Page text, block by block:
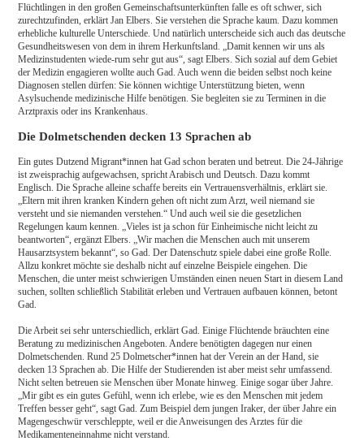
Flüchtlingen in den großen Gemeinschaftsunterkünften falle es oft schwer, sich
zurechtzufinden, erklärt Jan Elbers. Sie verstehen die Sprache kaum. Dazu kommen
erhebliche kulturelle Unterschiede. Und natürlich unterscheide sich auch das deutsche
Gesundheitswesen von dem in ihrem Herkunftsland. „Damit kennen wir uns als
Medizinstudenten wiede-rum sehr gut aus“, sagt Elbers. Sich sozial auf dem Gebiet
der Medizin engagieren wollte auch Gad. Auch wenn die beiden selbst noch keine
Diagnosen stellen dürfen: Sie können wichtige Unterstützung bieten, wenn
Asylsuchende medizinische Hilfe benötigen. Sie begleiten sie zu Terminen in die
Arztpraxis oder ins Krankenhaus.
Die Dolmetschenden decken 13 Sprachen ab
Ein gutes Dutzend Migrant*innen hat Gad schon beraten und betreut. Die 24-Jährige
ist zweisprachig aufgewachsen, spricht Arabisch und Deutsch. Dazu kommt
Englisch. Die Sprache alleine schaffe bereits ein Vertrauensverhältnis, erklärt sie.
„Eltern mit ihren kranken Kindern gehen oft nicht zum Arzt, weil niemand sie
versteht und sie niemanden verstehen.“ Und auch weil sie die gesetzlichen
Regelungen kaum kennen. „Vieles ist ja schon für Einheimische nicht leicht zu
beantworten“, ergänzt Elbers. „Wir machen die Menschen auch mit unserem
Hausarztsystem bekannt“, so Gad. Der Datenschutz spiele dabei eine große Rolle.
Allzu konkret möchte sie deshalb nicht auf einzelne Beispiele eingehen. Die
Menschen, die unter meist schwierigen Umständen einen neuen Start in diesem Land
suchen, sollten schließlich Stabilität erleben und Vertrauen aufbauen können, betont
Gad.
Die Arbeit sei sehr unterschiedlich, erklärt Gad. Einige Flüchtende bräuchten eine
Beratung zu medizinischen Angeboten. Andere benötigten dagegen nur einen
Dolmetschenden. Rund 25 Dolmetscher*innen hat der Verein an der Hand, sie
decken 13 Sprachen ab. Die Hilfe der Studierenden ist aber meist sehr umfassend.
Nicht selten betreuen sie Menschen über Monate hinweg. Einige sogar über Jahre.
„Mir gibt es ein gutes Gefühl, wenn ich erlebe, wie es den Menschen mit jedem
Treffen besser geht“, sagt Gad. Zum Beispiel dem jungen Iraker, der über Jahre ein
Magengeschwür verschleppte, weil er die Anweisungen des Arztes für die
Medikamenteneinnahme nicht verstand.